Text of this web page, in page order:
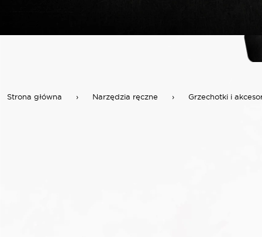
Strona główna › Narzędzia ręczne › Grzechotki i